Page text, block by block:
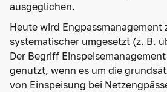
ausgeglichen.
Heute wird Engpassmanagement
systematischer umgesetzt (z. B.
Der Begriff
genutzt, wenn es um die
von Einspeisung bei